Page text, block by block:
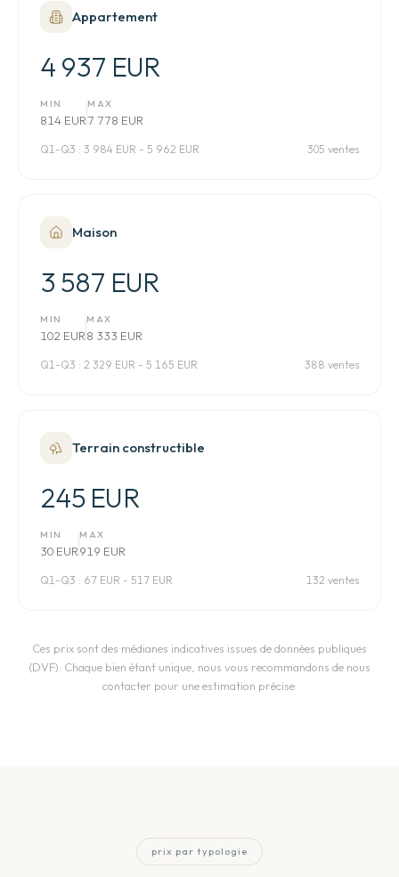
Appartement
4 937 EUR
MIN
814 EUR
MAX
7 778 EUR
Q1-Q3 : 3 984 EUR - 5 962 EUR 305 ventes
Maison
3 587 EUR
MIN
102 EUR
MAX
8 333 EUR
Q1-Q3 : 2 329 EUR - 5 165 EUR 388 ventes
Terrain constructible
245 EUR
MIN
30 EUR
MAX
919 EUR
Q1-Q3 : 67 EUR - 517 EUR 132 ventes
Ces prix sont des médianes indicatives issues de données publiques
(DVF). Chaque bien étant unique, nous vous recommandons de nous
contacter pour une estimation précise.
prix par typologie